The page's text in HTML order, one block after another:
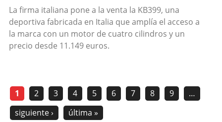
La firma italiana pone a la venta la KB399, una
deportiva fabricada en Italia que amplía el acceso a
la marca con un motor de cuatro cilindros y un
precio desde 11.149 euros.
1 2 3 4 5 6 7 8 9
…
siguiente ›
última »